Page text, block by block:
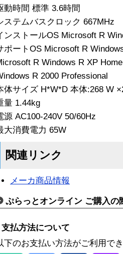
動時間 標準 3.6時間
ステムバスクロック 667MHz
ンストールOS Microsoft R
ポートOS Microsoft R
R Windows R XP
R 2000 Professional
体サイズ H*W*D 本体:268 W
量 1.44kg
源 AC100-240V 50/60Hz
大消費電力 65W
関連リンク
メーカ商品情報
ぷらっとオンライン ご購入の
支払方法について
下のお支払い方法がご利用で